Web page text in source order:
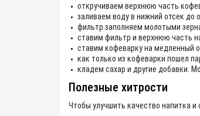
откручиваем верхнюю часть
заливаем воду в нижний отсек до
фильтр заполняем молотыми
ставим фильтр и верхнюю часть
ставим кофеварку на медленный
как только из кофеварки пошел
кладем сахар и другие добавки.
Полезные хитрости
Чтобы улучшить качество напитка